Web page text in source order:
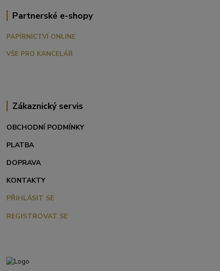
Partnerské e-shopy
PAPÍRNICTVÍ ONLINE
VŠE PRO KANCELÁŘ
Zákaznický servis
OBCHODNÍ PODMÍNKY
PLATBA
DOPRAVA
KONTAKTY
PŘIHLÁSIT SE
REGISTROVAT SE